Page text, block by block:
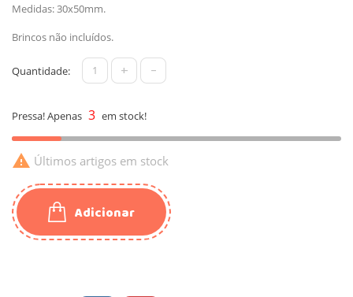
Medidas: 30x50mm.
Brincos não incluídos.
Quantidade: + -
Pressa! Apenas 3 em stock!
 Últimos artigos em stock
Adicionar